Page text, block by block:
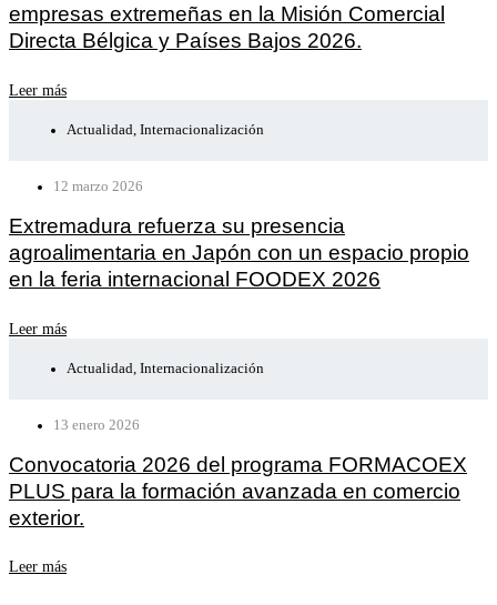
empresas extremeñas en la Misión Comercial
Directa Bélgica y Países Bajos 2026.
Leer más
Actualidad Internacionalización
12 marzo 2026
Extremadura refuerza su presencia
agroalimentaria en Japón con un espacio propio
en la feria internacional FOODEX 2026
Leer más
Actualidad Internacionalización
13 enero 2026
Convocatoria 2026 del programa FORMACOEX
PLUS para la formación avanzada en comercio
exterior.
Leer más